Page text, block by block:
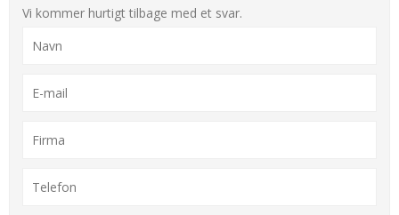
Vi kommer hurtigt tilbage med et svar.